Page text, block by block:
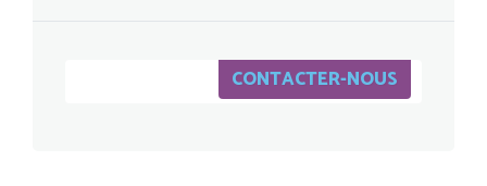
CONTACTER-NOUS